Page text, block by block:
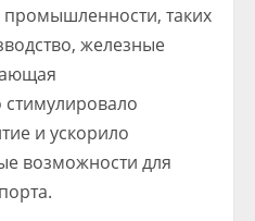
промышленности, таких
железные
и ускорило
возможности для